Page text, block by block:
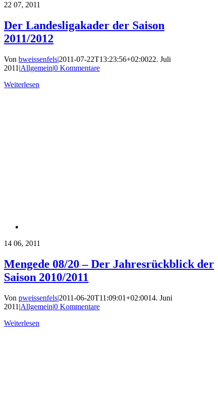
22 07, 2011
Der Landesligakader der Saison
2011/2012
Von bweissenfels|2011-07-22T13:23:56+02:0022. Juli
2011 |Allgemein|0 Kommentare
Weiterlesen
14 06, 2011
Mengede 08/20 – Der Jahresrückblick der
Saison 2010/2011
Von pweissenfels|2011-06-20T11:09:01+02:0014. Juni
2011 |Allgemein|0 Kommentare
Weiterlesen